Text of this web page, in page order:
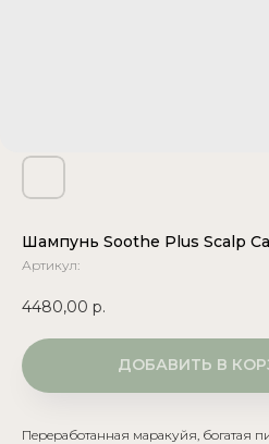
Шампунь Soothe Plus Scalp
Артикул:
4480,00 р.
ДОБАВИТЬ В
Переработанная маракуйя, богатая